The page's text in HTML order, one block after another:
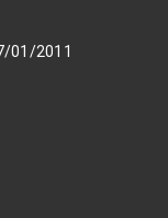
01/2011